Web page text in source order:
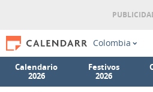
Colombia
Calendario
2026
Festivos
2026